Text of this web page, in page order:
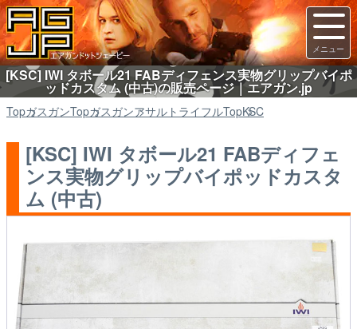
[KSC] IWI タボール21 FABディフェンス実物グリップバイポ
ッドカスタム (中古)の販売ページ｜エアガン.jp
TopガスガンTopガスガンアサルトライフルTopKSC
[KSC] IWI タボール21 FABディフェ
ンス実物グリップバイポッドカスタ
ム (中古)